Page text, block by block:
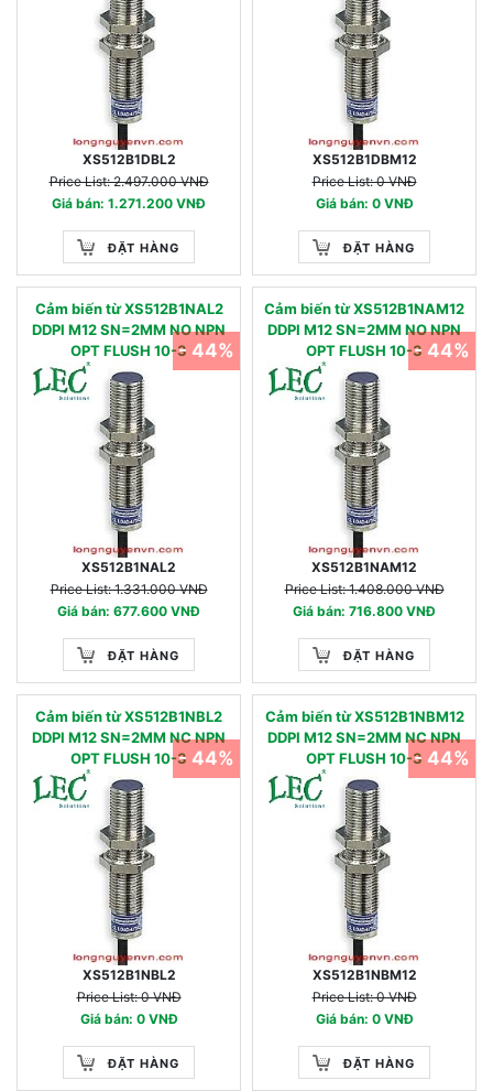
XS512B1DBL2
Price List: 2.497.000 VNĐ
Giá bán: 1.271.200 VNĐ
ĐẶT HÀNG
XS512B1DBM12
Price List: 0 VNĐ
Giá bán: 0 VNĐ
ĐẶT HÀNG
Cảm biến từ XS512B1NAL2
DDPI M12 SN=2MM NO NPN
OPT FLUSH 10-3
XS512B1NAL2
Price List: 1.331.000 VNĐ
Giá bán: 677.600 VNĐ
ĐẶT HÀNG
- 44%
Cảm biến từ XS512B1NAM12
DDPI M12 SN=2MM NO NPN
OPT FLUSH 10-3
XS512B1NAM12
Price List: 1.408.000 VNĐ
Giá bán: 716.800 VNĐ
ĐẶT HÀNG
- 44%
Cảm biến từ XS512B1NBL2
DDPI M12 SN=2MM NC NPN
OPT FLUSH 10-3
XS512B1NBL2
Price List: 0 VNĐ
Giá bán: 0 VNĐ
ĐẶT HÀNG
- 44%
Cảm biến từ XS512B1NBM12
DDPI M12 SN=2MM NC NPN
OPT FLUSH 10-3
XS512B1NBM12
Price List: 0 VNĐ
Giá bán: 0 VNĐ
ĐẶT HÀNG
- 44%